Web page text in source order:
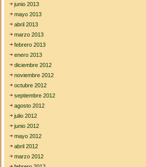
junio 2013
mayo 2013
abril 2013
marzo 2013
febrero 2013
enero 2013
diciembre 2012
noviembre 2012
octubre 2012
septiembre 2012
agosto 2012
julio 2012
junio 2012
mayo 2012
abril 2012
marzo 2012